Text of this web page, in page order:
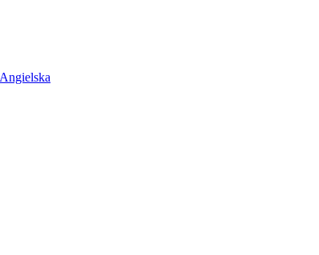
Angielska